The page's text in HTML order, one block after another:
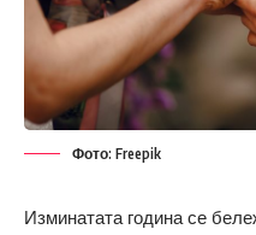
Фото: Freepik
Изминатата година се